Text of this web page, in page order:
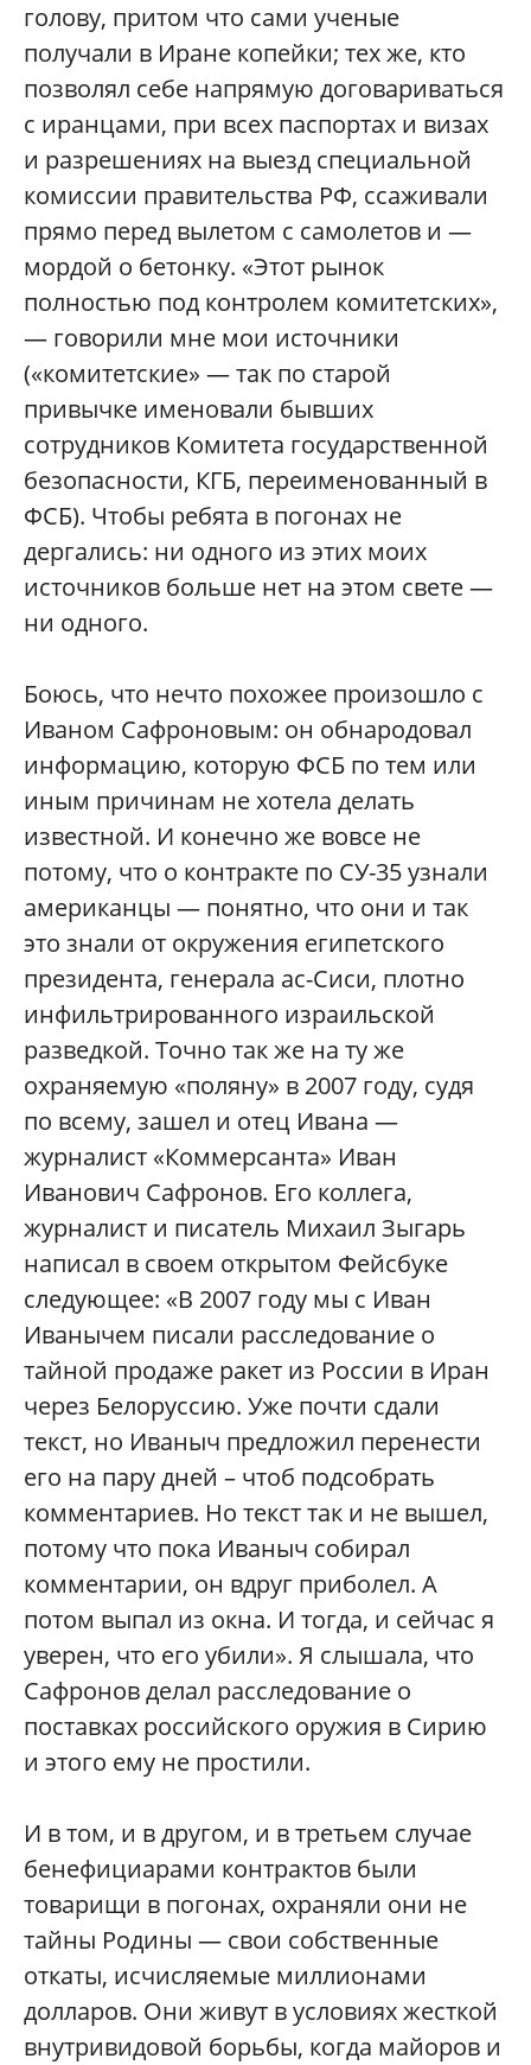
голову, притом что сами ученые
получали в Иране копейки; тех же, кто
позволял себе напрямую договариваться
с иранцами, при всех паспортах и визах
и разрешениях на выезд специальной
комиссии правительства РФ, ссаживали
прямо перед вылетом с самолетов и —
мордой о бетонку. «Этот рынок
полностью под контролем комитетских»,
— говорили мне мои источники
(«комитетские» — так по старой
привычке именовали бывших
сотрудников Комитета государственной
безопасности, КГБ, переименованный в
ФСБ). Чтобы ребята в погонах не
дергались: ни одного из этих моих
источников больше нет на этом свете —
ни одного.
Боюсь, что нечто похожее произошло с
Иваном Сафроновым: он обнародовал
информацию, которую ФСБ по тем или
иным причинам не хотела делать
известной. И конечно же вовсе не
потому, что о контракте по СУ-35 узнали
американцы — понятно, что они и так
это знали от окружения египетского
президента, генерала ас-Сиси, плотно
инфильтрированного израильской
разведкой. Точно так же на ту же
охраняемую «поляну» в 2007 году, судя
по всему, зашел и отец Ивана —
журналист «Коммерсанта» Иван
Иванович Сафронов. Его коллега,
журналист и писатель Михаил Зыгарь
написал в своем открытом Фейсбуке
следующее: «В 2007 году мы с Иван
Иванычем писали расследование о
тайной продаже ракет из России в Иран
через Белоруссию. Уже почти сдали
текст, но Иваныч предложил перенести
его на пару дней – чтоб подсобрать
комментариев. Но текст так и не вышел,
потому что пока Иваныч собирал
комментарии, он вдруг приболел. А
потом выпал из окна. И тогда, и сейчас я
уверен, что его убили». Я слышала, что
Сафронов делал расследование о
поставках российского оружия в Сирию
и этого ему не простили.
И в том, и в другом, и в третьем случае
бенефициарами контрактов были
товарищи в погонах, охраняли они не
тайны Родины — свои собственные
откаты, исчисляемые миллионами
долларов. Они живут в условиях жесткой
внутривидовой борьбы, когда майоров и